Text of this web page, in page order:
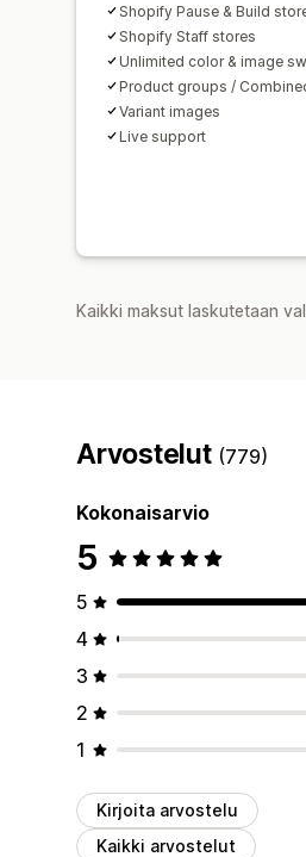
Shopify Pause & Build
Shopify Staff stores
Unlimited color & image
Product groups /
Variant images
Live support
Kaikki maksut laskutetaan
Arvostelut (779)
Kokonaisarvio
5
5
4
3
2
1
Kirjoita arvostelu
Kaikki arvostelut